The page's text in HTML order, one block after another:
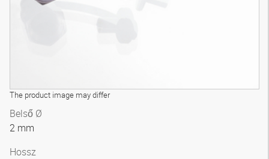
The product image may differ
Belső Ø
2 mm
Hossz